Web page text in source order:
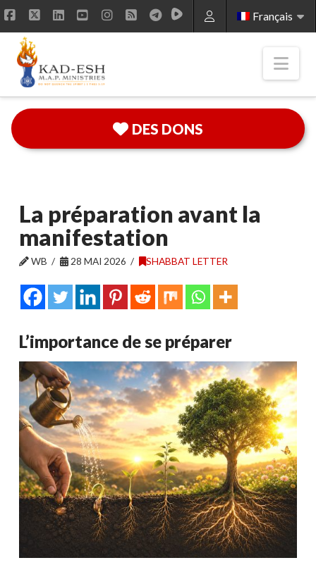
Français
Facebook
X LinkedInYouTubeInstagram
RSS
DES DONS
La préparation avant la
manifestation
WB 28 MAI 2026 SHABBAT LETTER
L’importance de se préparer